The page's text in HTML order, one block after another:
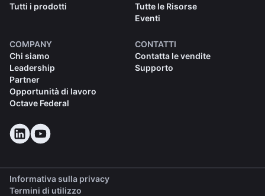
Tutti i prodotti
Tutte le Risorse
Eventi
COMPANY
Chi siamo
Leadership
Partner
Opportunità di lavoro
Octave Federal
CONTATTI
Contatta le vendite
Supporto
Informativa sulla privacy
Termini di utilizzo